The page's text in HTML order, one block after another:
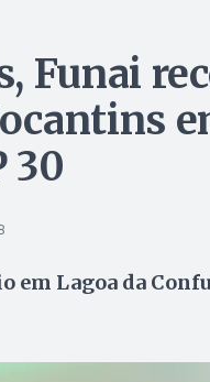
Funai
30
Lagoa da